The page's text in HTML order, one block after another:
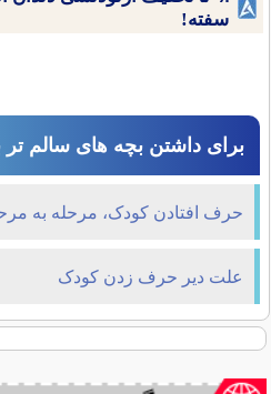
سفته!
برای داشتن بچه های سالم تر
حرف افتادن کودک، مرحله به
علت دیر حرف زدن کودک